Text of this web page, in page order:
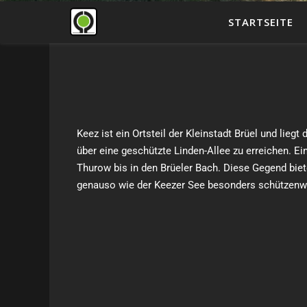
STARTSEITE
Keez ist ein Ortsteil der Kleinstadt Brüel und liegt
über eine geschützte Linden-Allee zu erreichen.
Thurow bis in den Brüeler Bach. Diese Gegend
genauso wie der Keezer See besonders